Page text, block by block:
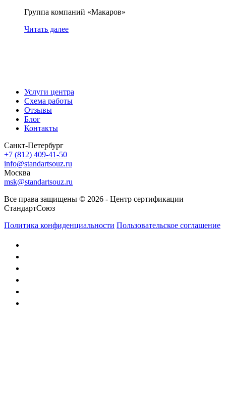
Группа компаний «Макаров»
Читать далее
Услуги центра
Схема работы
Отзывы
Блог
Контакты
Санкт-Петербург
+7 (812) 409-41-50
info@standartsouz.ru
Москва
msk@standartsouz.ru
Все права защищены © 2026 - Центр сертификации
СтандартСоюз
Политика конфиденциальности Пользовательское соглашение